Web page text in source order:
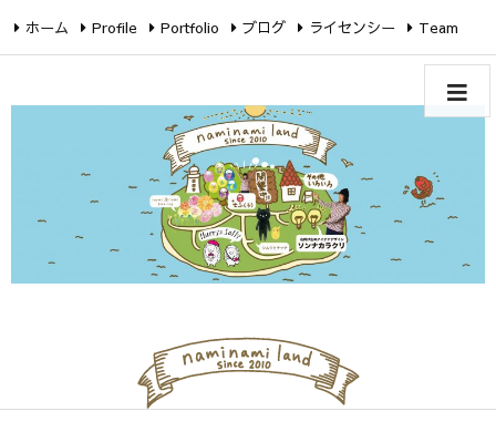
ホーム Profile Portfolio ブログ ライセンシー Team